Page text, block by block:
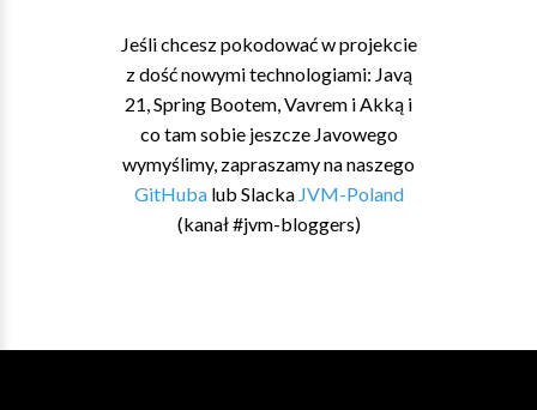
Jeśli chcesz pokodować w projekcie
z dość nowymi technologiami: Javą
21, Spring Bootem, Vavrem i Akką i
co tam sobie jeszcze Javowego
wymyślimy, zapraszamy na naszego
GitHubalub Slacka JVM-Poland
(kanał #jvm-bloggers)